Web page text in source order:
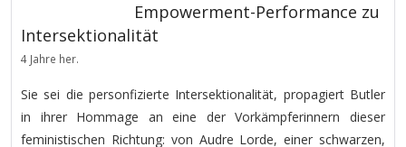
Empowerment-Performance zu
Intersektionalität
4 Jahre her.
Sie sei die personfizierte Intersektionalität, propagiert Butler
in ihrer Hommage an eine der Vorkämpferinnern dieser
feministischen Richtung: von Audre Lorde, einer schwarzen,